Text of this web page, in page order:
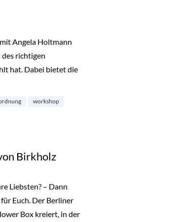
Angela Holtmann
richtigen
hat. Dabei bietet die
Online-Coaching mit Angela Holtmann“
workshop
Birkholz
Liebsten? – Dann
Euch. Der Berliner
Box kreiert, in der